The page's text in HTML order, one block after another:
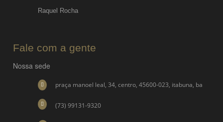
Raquel Rocha
Fale com a gente
Nossa sede
praça manoel leal, 34, centro, 45600-023, itabuna, ba
(73) 99131-9320